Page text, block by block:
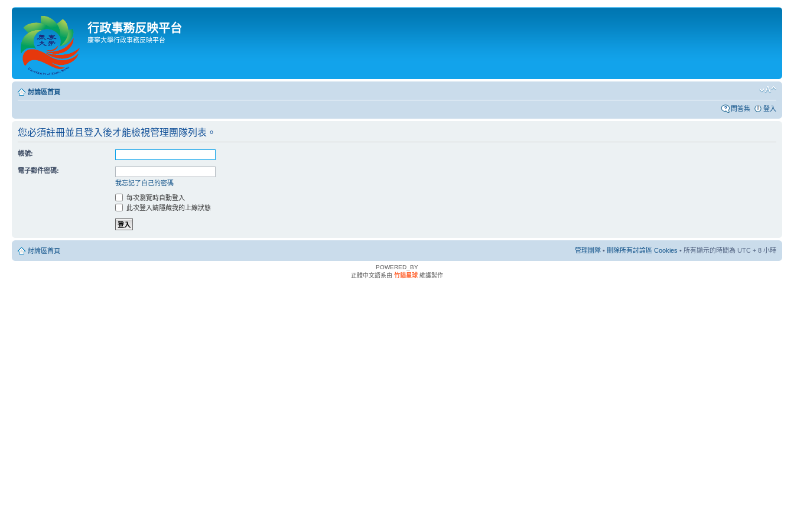
行政事務反映平台
康寧大學行政事務反映平台
討論區首頁
問答集 登入
您必須註冊並且登入後才能檢視管理團隊列表。
帳號:
電子郵件密碼:
我忘記了自己的密碼
每次瀏覽時自動登入
此次登入請隱藏我的上線狀態
討論區首頁 管理團隊 • 刪除所有討論區 Cookies • 所有顯示的時間為 UTC + 8 小時
POWERED_BY
正體中文語系由 竹貓星球 維護製作